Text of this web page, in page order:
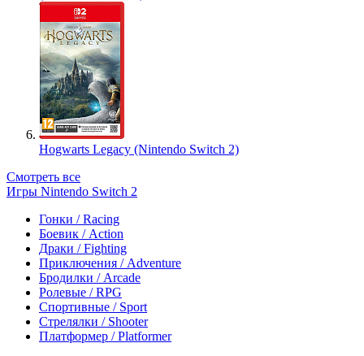
Hogwarts Legacy (Nintendo Switch 2)
Смотреть все
Игры Nintendo Switch 2
Гонки / Racing
Боевик / Action
Драки / Fighting
Приключения / Adventure
Бродилки / Arcade
Ролевые / RPG
Спортивные / Sport
Стрелялки / Shooter
Платформер / Platformer